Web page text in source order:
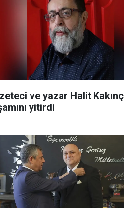
ve yazar Halit Kakınç
yitirdi